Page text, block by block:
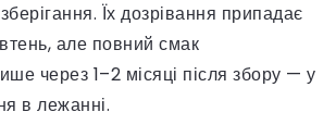
Їх дозрівання припадає
але повний смак
через 1–2 місяці після збору — у
в лежанні.